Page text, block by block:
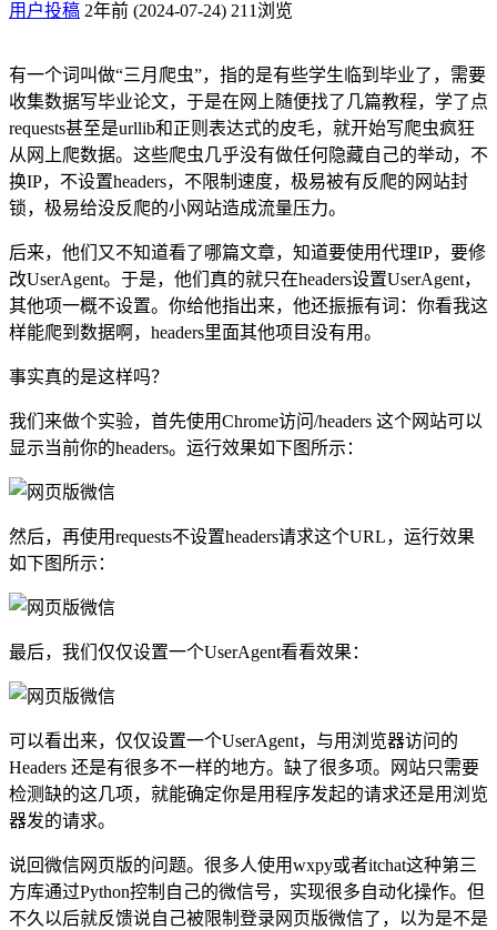
用户投稿 2年前 (2024-07-24) 211浏览
有一个词叫做“三月爬虫”，指的是有些学生临到毕业了，需要
收集数据写毕业论文，于是在网上随便找了几篇教程，学了点
requests甚至是urllib和正则表达式的皮毛，就开始写爬虫疯狂
从网上爬数据。这些爬虫几乎没有做任何隐藏自己的举动，不
换IP，不设置headers，不限制速度，极易被有反爬的网站封
锁，极易给没反爬的小网站造成流量压力。
后来，他们又不知道看了哪篇文章，知道要使用代理IP，要修
改UserAgent。于是，他们真的就只在headers设置UserAgent，
其他项一概不设置。你给他指出来，他还振振有词：你看我这
样能爬到数据啊，headers里面其他项目没有用。
事实真的是这样吗？
我们来做个实验，首先使用Chrome访问/headers 这个网站可以
显示当前你的headers。运行效果如下图所示：
然后，再使用requests不设置headers请求这个URL，运行效果
如下图所示：
最后，我们仅仅设置一个UserAgent看看效果：
可以看出来，仅仅设置一个UserAgent，与用浏览器访问的
Headers 还是有很多不一样的地方。缺了很多项。网站只需要
检测缺的这几项，就能确定你是用程序发起的请求还是用浏览
器发的请求。
说回微信网页版的问题。很多人使用wxpy或者itchat这种第三
方库通过Python控制自己的微信号，实现很多自动化操作。但
不久以后就反馈说自己被限制登录网页版微信了，以为是不是